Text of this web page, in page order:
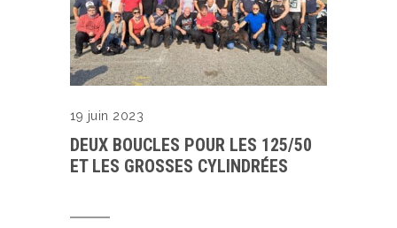
19 juin 2023
DEUX BOUCLES POUR LES 125/50
ET LES GROSSES CYLINDRÉES